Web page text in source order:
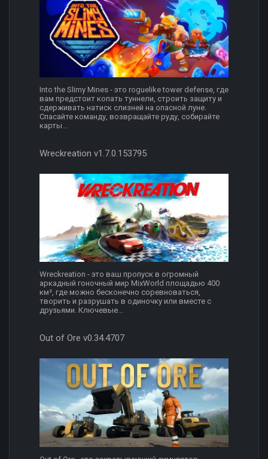
Into the Slimy Mines - это roguelike tower defense, где
вам предстоит копать туннели, строить защиту и
сдерживать натиск слизней на опасной луне.
Спасайте команду, возвращайте руду, собирайте
карты...
Wreckreation v1.7.0.153795
Wreckreation - это ваш пропуск в огромный
аркадный гоночный мир MixWorld площадью 400
км², где можно бесконечно соревноваться,
творить и разрушать в одиночку или вместе с
друзьями. Ключевые...
Out of Ore v0.34.4707